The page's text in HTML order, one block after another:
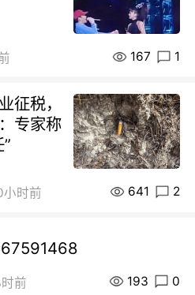
167 1
征税，
专家称
小时前 641 2
时前 193 0